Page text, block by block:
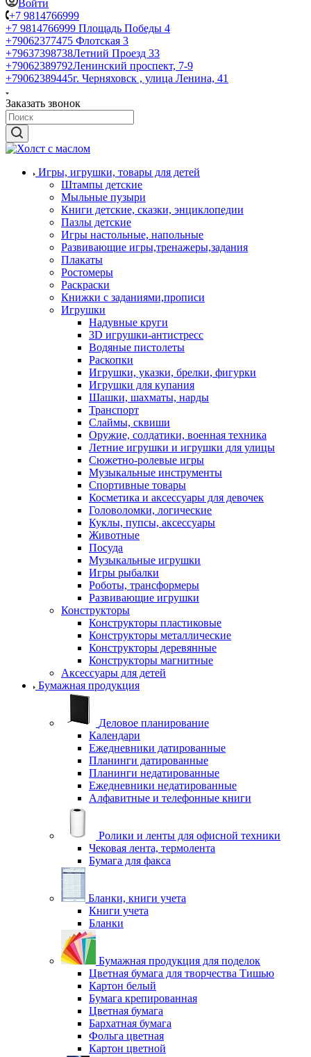
Войти
+7 9814766999
+7 9814766999 Площадь Победы 4
+79062377475 Флотская 3
+79637398738Летний Проезд 33
+79062389792Ленинский проспект, 7-9
+79062389445г. Черняховск , улица Ленина, 41
Заказать звонок
Игры, игрушки, товары для детей
Штампы детские
Мыльные пузыри
Книги детские, сказки, энциклопедии
Пазлы детские
Игры настольные, напольные
Развивающие игры,тренажеры,задания
Плакаты
Ростомеры
Раскраски
Книжки с заданиями,прописи
Игрушки
Надувные круги
3D игрушки-антистресс
Водяные пистолеты
Раскопки
Игрушки, указки, брелки, фигурки
Игрушки для купания
Шашки, шахматы, нарды
Транспорт
Слаймы, сквиши
Оружие, солдатики, военная техника
Летние игрушки и игрушки для улицы
Сюжетно-ролевые игры
Музыкальные инструменты
Спортивные товары
Косметика и аксессуары для девочек
Головоломки, логические
Куклы, пупсы, аксессуары
Животные
Посуда
Музыкальные игрушки
Игры рыбалки
Роботы, трансформеры
Развивающие игрушки
Конструкторы
Конструкторы пластиковые
Конструкторы металлические
Конструкторы деревянные
Конструкторы магнитные
Аксессуары для детей
Бумажная продукция
Деловое планирование
Календари
Ежедневники датированные
Планинги датированные
Планинги недатированные
Ежедневники недатированные
Алфавитные и телефонные книги
Ролики и ленты для офисной техники
Чековая лента, термолента
Бумага для факса
Бланки, книги учета
Книги учета
Бланки
Бумажная продукция для поделок
Цветная бумага для творчества Тишью
Картон белый
Бумага крепированная
Цветная бумага
Бархатная бумага
Фольга цветная
Картон цветной